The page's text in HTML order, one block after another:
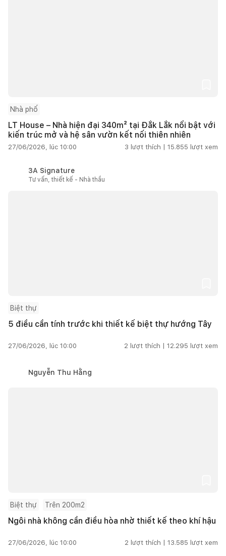
Nhà phố
LT House – Nhà hiện đại 340m² tại Đắk Lắk nổi bật với
kiến trúc mở và hệ sân vườn kết nối thiên nhiên
27/06/2026, lúc 10:00 3 lượt thích | 15.855 lượt xem
3A Signature
Tư vấn, thiết kế - Nhà thầu
Biệt thự
5 điều cần tính trước khi thiết kế biệt thự hướng Tây
27/06/2026, lúc 10:00 2 lượt thích | 12.295 lượt xem
Nguyễn Thu Hằng
Biệt thự Trên 200m2
Ngôi nhà không cần điều hòa nhờ thiết kế theo khí hậu
27/06/2026, lúc 10:00 2 lượt thích | 13.585 lượt xem